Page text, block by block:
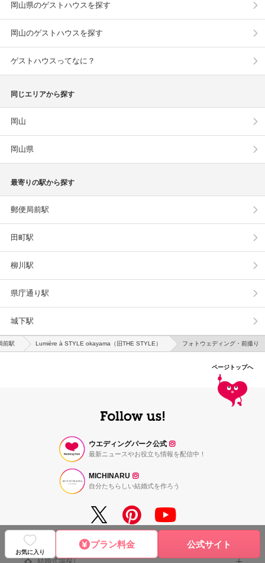
お気に入り
プラン料金 公式サイト
岡山県のゲストハウスを探す
岡山のゲストハウスを探す
ゲストハウスってなに？
同じエリアから探す
岡山
岡山県
最寄りの駅から探す
郵便局前駅
田町駅
柳川駅
県庁通り駅
城下駅
前駅 Lumière à STYLE okayama（旧THE STYLE） フォトウェディング・前撮り
ページトップへ
ウエディングパーク公式
最新ニュースやお役立ち情報を配信中！
MICHINARU
自分たちらしい結婚式を作ろう